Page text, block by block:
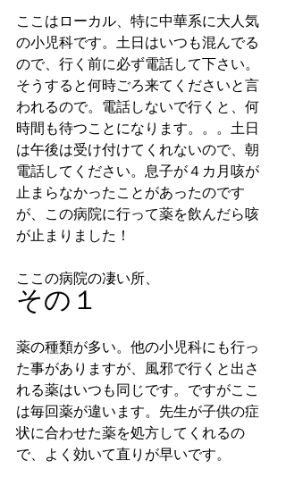
ここはローカル、特に中華系に大人気
の小児科です。土日はいつも混んでる
ので、行く前に必ず電話して下さい。
そうすると何時ごろ来てくださいと言
われるので。電話しないで行くと、何
時間も待つことになります。。。土日
は午後は受け付けてくれないので、朝
電話してください。息子が４カ月咳が
止まらなかったことがあったのです
が、この病院に行って薬を飲んだら咳
が止まりました！
ここの病院の凄い所、
その１
薬の種類が多い。他の小児科にも行っ
た事がありますが、風邪で行くと出さ
れる薬はいつも同じです。ですがここ
は毎回薬が違います。先生が子供の症
状に合わせた薬を処方してくれるの
で、よく効いて直りが早いです。